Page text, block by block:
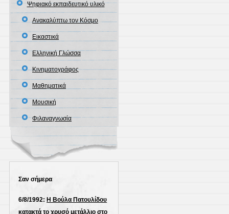
Ψηφιακό εκπαιδευτικό υλικό
Ανακαλύπτω τον Κόσμο
Εικαστικά
Ελληνική Γλώσσα
Κινηματογράφος
Μαθηματικά
Μουσική
Φιλαναγνωσία
Σαν σήμερα
6/8/1992: Η Βούλα Πατουλίδου
κατακτά το χρυσό μετάλλιο στο